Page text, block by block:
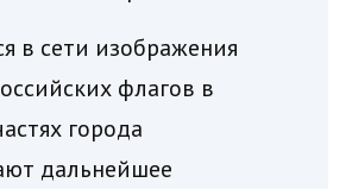
в сети изображения
флагов в
города
дальнейшее